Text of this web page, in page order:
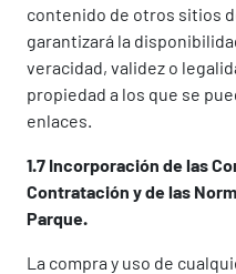
contenido de otros sitios
garantizará la
veracidad, validez o
propiedad a los que se
enlaces.
1.7 Incorporación de las
Contratación y de las
Parque.
La compra y uso de